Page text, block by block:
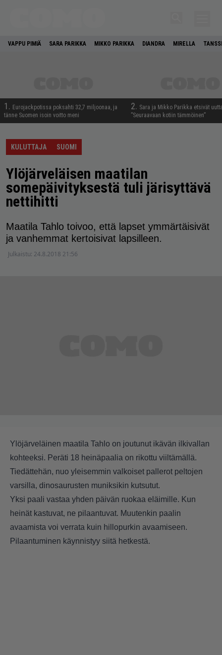
VAPPU PIMIÄ SARA PARIKKA MIKKO PARIKKA DIANDRA MIRELLA
1. Eurojackpotissa poksahti 32,7 miljoonaa, ja
tänne Suomen isoin voitto meni
2. Sara ja Mikko Parikka etsivät
”Seuraavaan kotiin tämmöinen”
KULUTTAJA SUOMI
Ylöjärveläisen maatilan
somepäivityksestä tuli järisyttävä
nettihitti
Maatila Tahlo toivoo, että lapset ymmärtäisivät
ja vanhemmat kertoisivat lapsilleen.
Julkaistu: 24.8.2018 21:56
Ylöjärveläinen maatila Tahlo on joutunut ikävän ilkivallan
kohteeksi. Peräti 18 heinäpaalia on rikottu viiltämällä.
Tiedättehän, nuo yleisemmin valkoiset pallerot peltojen
varsilla, dinosaurusten muniksikin kutsutut.
Yksi paali vastaa yhden päivän ruokaa eläimille. Kun
heinät kastuvat, ne pilaantuvat. Muutenkin paalin
avaamista voi verrata kuin hillopurkin avaamiseen.
Pilaantuminen käynnistyy siitä hetkestä.